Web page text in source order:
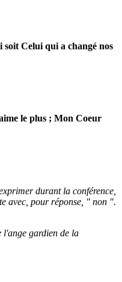
Celui qui a changé nos
le plus ; Mon Coeur
durant la conférence,
avec, pour réponse, " non ".
l'ange gardien de la